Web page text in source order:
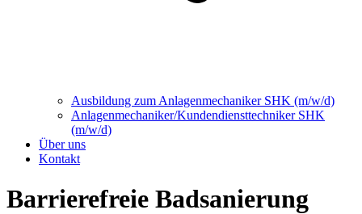
Ausbildung zum Anlagenmechaniker SHK (m/w/d)
Anlagenmechaniker/Kundendiensttechniker SHK
(m/w/d)
Über uns
Kontakt
Barrierefreie Badsanierung